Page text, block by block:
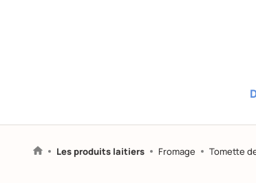
Les produits laitiers Fromage Tomette